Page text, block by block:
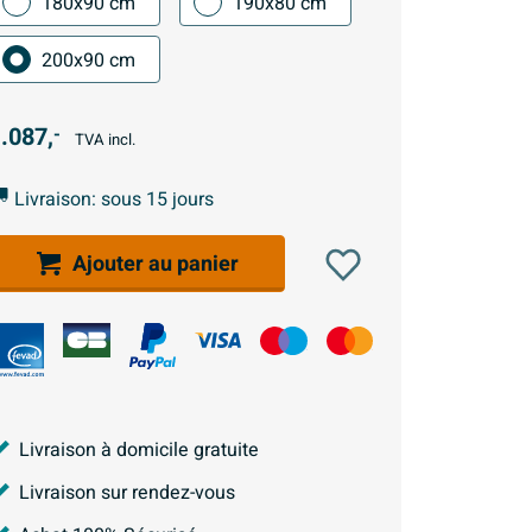
200x90 cm
- TVA incl.
Livraison: sous 15 jours
Ajouter au panier
Livraison à domicile gratuite
Livraison sur rendez-vous